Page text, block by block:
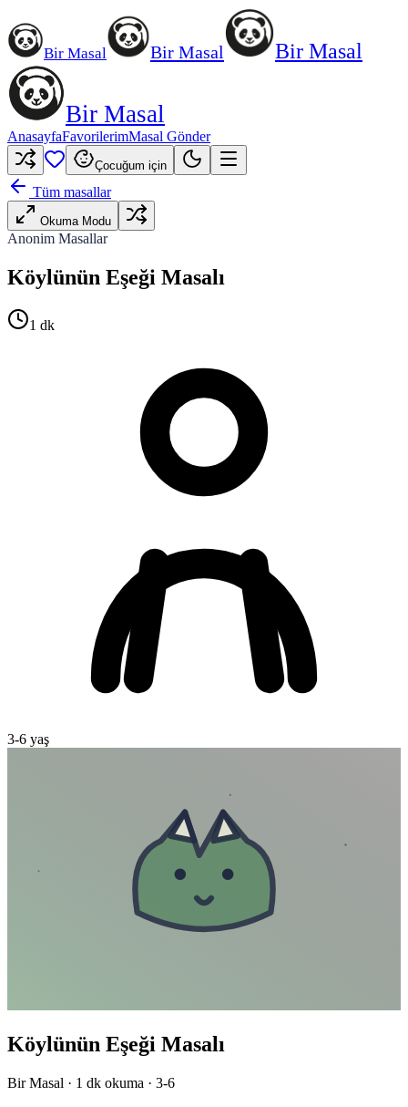
Bir Masal Bir Masal Bir Masal
Bir Masal
AnasayfaFavorilerimMasal Gönder
Çocuğum için
Tüm masallar
Okuma Modu
Anonim Masallar
Köylünün Eşeği Masalı
1 dk
3-6 yaş
Köylünün Eşeği Masalı
Bir Masal · 1 dk okuma · 3-6